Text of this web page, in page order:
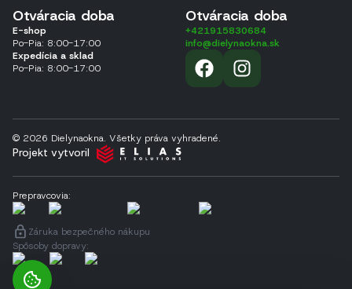
Otváracia doba
E-shop
Po-Pia: 8:00-17:00
Expedícia a sklad
Po-Pia: 8:00-17:00
Otváracia doba
+421915830684
info@dielynaokna.sk
© 2026 Dielynaokna. Všetky práva vyhradené.
Projekt vytvoril
Prepravcovia:
Záruka bezpečného nákupu
Spôsoby dopravy: